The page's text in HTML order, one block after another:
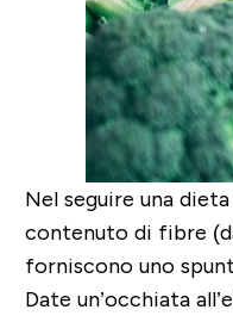
Nel seguire una
contenuto di fibre
forniscono uno
Date un’occhiata